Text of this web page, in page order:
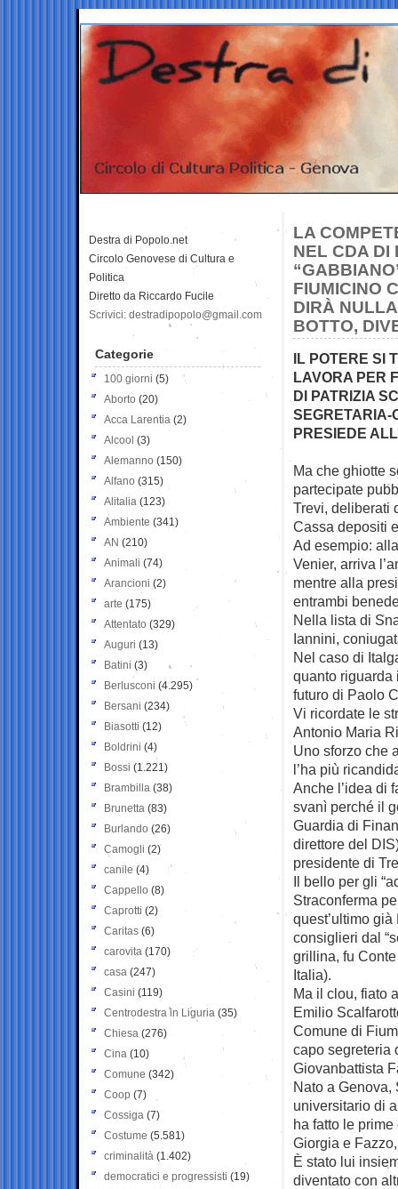
LA
NEL CDA DI
FIUMICINO
DIRÀ
BOTTO,
IL POTERE SI
LAVORA PER
DI PATRIZIA
SEGRETARIA-
PRESIEDE
Ma che ghiotte
partecipate
Trevi, deliberati
Cassa depositi
Ad esempio:
Venier, arriva
mentre alla
entrambi
Nella lista di
Iannini,
Nel caso di
quanto riguarda
futuro di Paolo
Vi ricordate le
Antonio Maria
Uno sforzo che
l’ha più
Anche l’idea di
svanì perché il
Guardia di
direttore del
presidente di
Il bello per gli
Straconferma
quest’ultimo
consiglieri dal
grillina, fu
Italia).
Ma il clou, fiato
Emilio
Comune di
capo segreteria
Giovanbattista
Nato a Genova,
universitario di
ha fatto le
Giorgia e
È stato lui
diventato con
Destra di Popolo.net
Circolo Genovese di Cultura e
Politica
Diretto da Riccardo Fucile
Scrivici: destradipopolo@gmail.com
Categorie
100 giorni (5)
Aborto (20)
Acca Larentia (2)
Alcool (3)
Alemanno (150)
Alfano (315)
Alitalia (123)
Ambiente (341)
AN (210)
Animali (74)
Arancioni (2)
arte (175)
Attentato (329)
Auguri (13)
Batini (3)
Berlusconi (4.295)
Bersani (234)
Biasotti (12)
Boldrini (4)
Bossi (1.221)
Brambilla (38)
Brunetta (83)
Burlando (26)
Camogli (2)
canile (4)
Cappello (8)
Caprotti (2)
Caritas (6)
carovita (170)
casa (247)
Casini (119)
Centrodestra in Liguria (35)
Chiesa (276)
Cina (10)
Comune (342)
Coop (7)
Cossiga (7)
Costume (5.581)
criminalità (1.402)
democratici e progressisti (19)